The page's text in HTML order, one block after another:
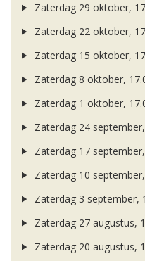
Zaterdag 29 oktober,
Zaterdag 22 oktober,
Zaterdag 15 oktober,
Zaterdag 8 oktober,
Zaterdag 1 oktober,
Zaterdag 24
Zaterdag 17
Zaterdag 10
Zaterdag 3 september,
Zaterdag 27 augustus,
Zaterdag 20 augustus,